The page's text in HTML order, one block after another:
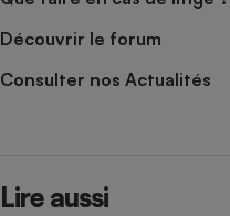
Découvrir le forum
Consulter nos Actualités
Lire aussi